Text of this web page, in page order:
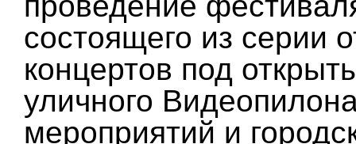
состоящего из серии
концертов под
уличного
мероприятий и